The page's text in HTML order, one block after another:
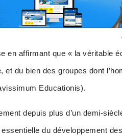
en affirmant que « la véritable
du bien des groupes dont
Educationis).
depuis plus d’un demi-
du développement